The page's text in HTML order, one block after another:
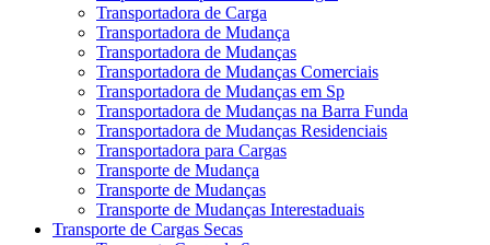
Transportadora de Carga
Transportadora de Mudança
Transportadora de Mudanças
Transportadora de Mudanças Comerciais
Transportadora de Mudanças em Sp
Transportadora de Mudanças na Barra Funda
Transportadora de Mudanças Residenciais
Transportadora para Cargas
Transporte de Mudança
Transporte de Mudanças
Transporte de Mudanças Interestaduais
Transporte de Cargas Secas